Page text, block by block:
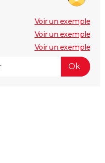
Voir un exemple
Voir un exemple
Voir un exemple